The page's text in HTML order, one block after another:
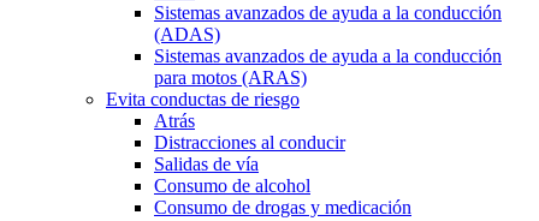
Sistemas avanzados de ayuda a la conducción
(ADAS)
Sistemas avanzados de ayuda a la conducción
para motos (ARAS)
Evita conductas de riesgo
Atrás
Distracciones al conducir
Salidas de vía
Consumo de alcohol
Consumo de drogas y medicación